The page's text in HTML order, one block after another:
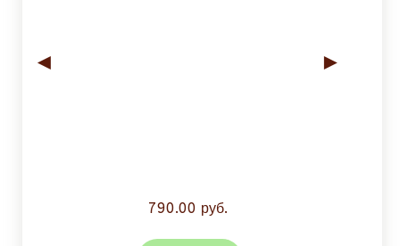
◄ ►
790.00 руб.